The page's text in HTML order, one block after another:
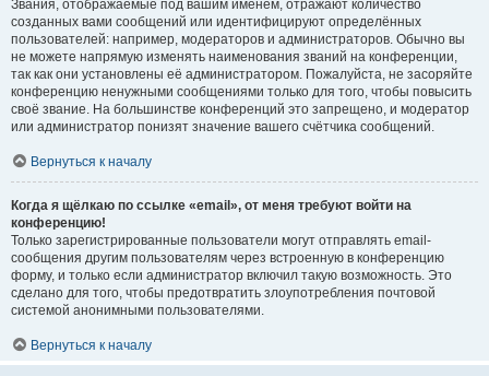
Звания, отображаемые под вашим именем, отражают количество
созданных вами сообщений или идентифицируют определённых
пользователей: например, модераторов и администраторов. Обычно вы
не можете напрямую изменять наименования званий на конференции,
так как они установлены её администратором. Пожалуйста, не засоряйте
конференцию ненужными сообщениями только для того, чтобы повысить
своё звание. На большинстве конференций это запрещено, и модератор
или администратор понизят значение вашего счётчика сообщений.
Вернуться к началу
Когда я щёлкаю по ссылке «email», от меня требуют войти на
конференцию!
Только зарегистрированные пользователи могут отправлять email-
сообщения другим пользователям через встроенную в конференцию
форму, и только если администратор включил такую возможность. Это
сделано для того, чтобы предотвратить злоупотребления почтовой
системой анонимными пользователями.
Вернуться к началу